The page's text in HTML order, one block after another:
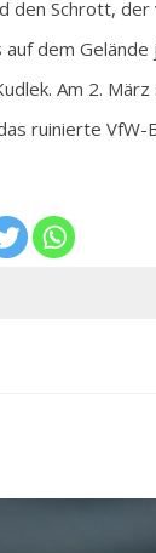
den Schrott,
dem
Am 2. März
ruinierte